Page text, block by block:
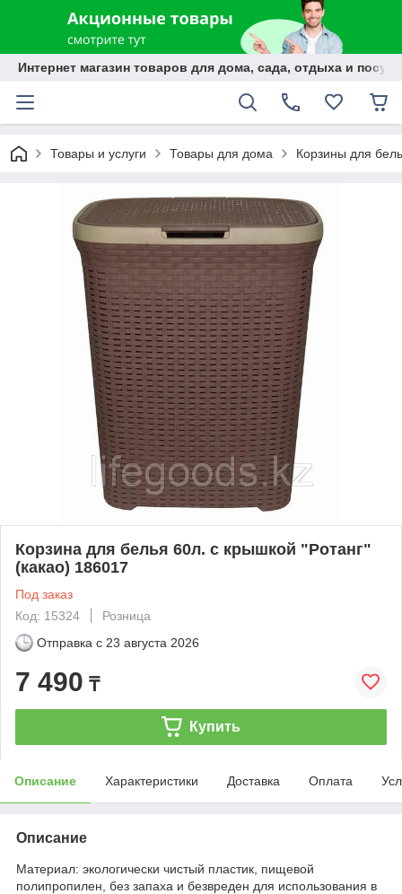
Интернет магазин товаров для дома, сада, отдыха и
Товары и услуги Товары для дома Корзины для
Корзина для белья 60л. с крышкой "Ротанг"
(какао) 186017
Под заказ
Код: 15324
Розница
Отправка с 23 августа 2026
7 490 ₸
Купить
Описание Характеристики Доставка Оплата
Описание
Материал: экологически чистый пластик, пищевой
полипропилен, без запаха и безвреден для использования в